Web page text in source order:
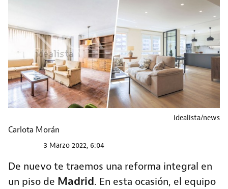
idealista/news
Carlota Morán
3 Marzo 2022, 6:04
De nuevo te traemos una reforma integral en
un piso de Madrid. En esta ocasión, el equipo